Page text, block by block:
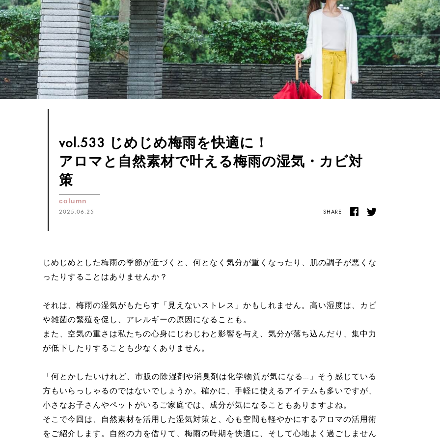
vol.533 じめじめ梅雨を快適に！
アロマと自然素材で叶える梅雨の湿気・カビ対
策
column
2025.06.25 SHARE
じめじめとした梅雨の季節が近づくと、何となく気分が重くなったり、肌の調子が悪くな
ったりすることはありませんか？
それは、梅雨の湿気がもたらす「見えないストレス」かもしれません。高い湿度は、カビ
や雑菌の繁殖を促し、アレルギーの原因になることも。
また、空気の重さは私たちの心身にじわじわと影響を与え、気分が落ち込んだり、集中力
が低下したりすることも少なくありません。
「何とかしたいけれど、市販の除湿剤や消臭剤は化学物質が気になる…」そう感じている
方もいらっしゃるのではないでしょうか。確かに、手軽に使えるアイテムも多いですが、
小さなお子さんやペットがいるご家庭では、成分が気になることもありますよね。
そこで今回は、自然素材を活用した湿気対策と、心も空間も軽やかにするアロマの活用術
をご紹介します。自然の力を借りて、梅雨の時期を快適に、そして心地よく過ごしません